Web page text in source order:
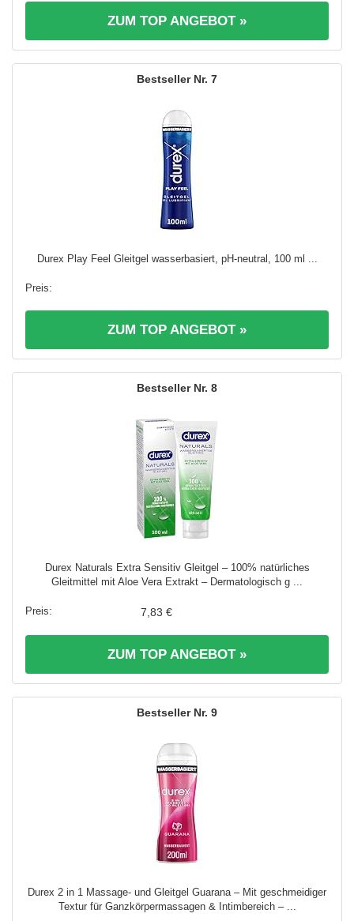
ZUM TOP ANGEBOT »
7
Durex Play Feel Gleitgel wasserbasiert, pH-neutral, 100 ml ...
ZUM TOP ANGEBOT »
8
Durex Naturals Extra Sensitiv Gleitgel – 100% natürliches
Gleitmittel mit Aloe Vera Extrakt – Dermatologisch g ...
7,83 €
ZUM TOP ANGEBOT »
9
Durex 2 in 1 Massage- und Gleitgel Guarana – Mit geschmeidiger
Textur für Ganzkörpermassagen & Intimbereich – ...